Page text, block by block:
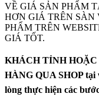
VỀ GIÁ SẢN PHẨM
HƠN GIÁ TRÊN SÀN
PHẨM TRÊN
GIÁ TỐT.
KHÁCH TỈNH
HÀNG QUA SHOP tại
lòng thực hiện các